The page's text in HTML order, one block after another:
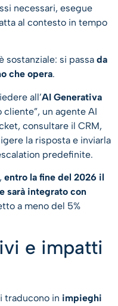
necessari, esegue
al contesto in tempo
sostanziale: si passa da
che opera.
all’AI Generativa
un agente AI
consultare il CRM,
la risposta e inviarla
predefinite.
, entro la fine del 2026 il
sarà integrato con
a meno del 5%
e impatti
traducono in impieghi